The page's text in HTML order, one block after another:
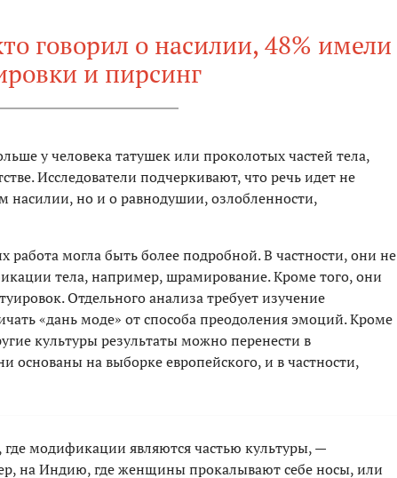
говорил о насилии, 48% имели
и пирсинг
у человека татушек или проколотых частей тела,
Исследователи подчеркивают, что речь идет не
насилии, но и о равнодушии, озлобленности,
работа могла быть более подробной. В частности, они не
тела, например, шрамирование. Кроме того, они
Отдельного анализа требует изучение
«дань моде» от способа преодоления эмоций. Кроме
культуры результаты можно перенести в
основаны на выборке европейского, и в частности,
модификации являются частью культуры, —
на Индию, где женщины прокалывают себе носы, или